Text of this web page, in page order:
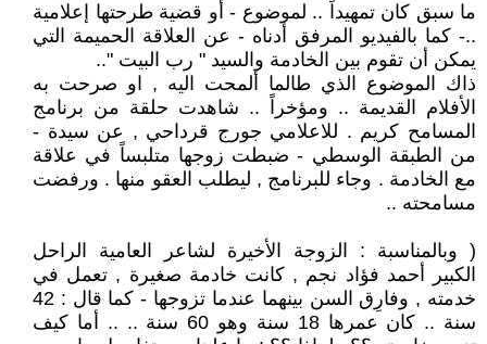
ما سبق كان تمهيداً .. لموضوع - أو قضية طرحتها إعلامية
..- كما بالفيديو المرفق أدناه - عن العلاقة الحميمة التي
يمكن أن تقوم بين الخادمة والسيد " رب البيت "..
ذاك الموضوع الذي طالما ألمحت اليه , او صرحت به
الأفلام القديمة .. ومؤخراً .. شاهدت حلقة من برنامج
المسامح كريم . للاعلامي جورج قرداحي , عن سيدة -
من الطبقة الوسطي - ضبطت زوجها متلبساً في علاقة
مع الخادمة . وجاء للبرنامج , ليطلب العقو منها . ورفضت
مسامحته ..
( وبالمناسبة : الزوجة الأخيرة لشاعر العامية الراحل
الكبير أحمد فؤاد نجم , كانت خادمة صغيرة , تعمل في
خدمته , وفارِق السن بينهما عندما تزوجها - كما قال : 42
سنة .. كان عمرها 18 سنة وهو 60 سنة .. .. أما كيف